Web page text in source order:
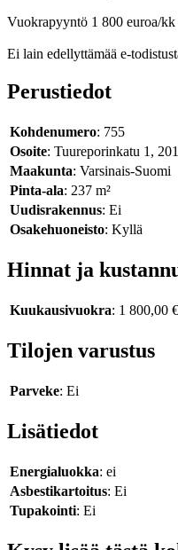
Vuokrapyyntö 1 800 euroa/
Ei lain edellyttämää e-
Perustiedot
Kohdenumero: 755
Osoite: Tuureporinkatu 1,
Maakunta: Varsinais-Suomi
Pinta-ala: 237 m²
Uudisrakennus: Ei
Osakehuoneisto: Kyllä
Hinnat ja
Kuukausivuokra: 1 800,00 €
Tilojen varustus
Parveke: Ei
Lisätiedot
Energialuokka: ei
Asbestikartoitus: Ei
Tupakointi: Ei